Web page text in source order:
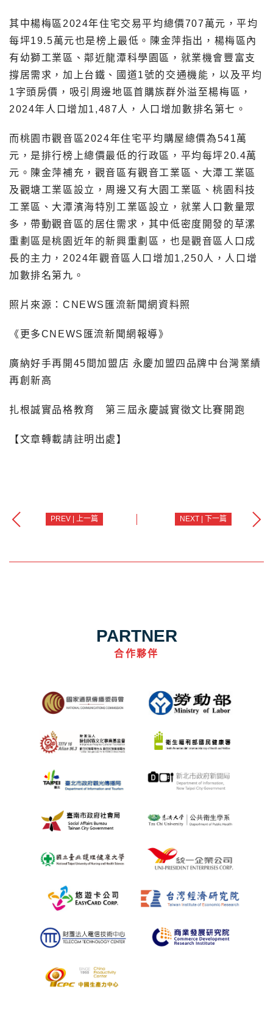
其中楊梅區2024年住宅交易平均總價707萬元，平均
每坪19.5萬元也是榜上最低。陳金萍指出，楊梅區內
有幼獅工業區、鄰近龍潭科學園區，就業機會豐富支
撐居需求，加上台鐵、國道1號的交通機能，以及平均
1字頭房價，吸引周邊地區首購族群外溢至楊梅區，
2024年人口增加1,487人，人口增加數排名第七。
而桃園市觀音區2024年住宅平均購屋總價為541萬
元，是排行榜上總價最低的行政區，平均每坪20.4萬
元。陳金萍補充，觀音區有觀音工業區、大潭工業區
及觀塘工業區設立，周邊又有大園工業區、桃園科技
工業區、大潭濱海特別工業區設立，就業人口數量眾
多，帶動觀音區的居住需求，其中低密度開發的草漯
重劃區是桃園近年的新興重劃區，也是觀音區人口成
長的主力，2024年觀音區人口增加1,250人，人口增
加數排名第九。
照片來源：CNEWS匯流新聞網資料照
《更多CNEWS匯流新聞網報導》
廣納好手再開45間加盟店 永慶加盟四品牌中台灣業績
再創新高
扎根誠實品格教育 第三屆永慶誠實徵文比賽開跑
【文章轉載請註明出處】
PREV | 上一篇 NEXT | 下一篇
PARTNER
合作夥伴